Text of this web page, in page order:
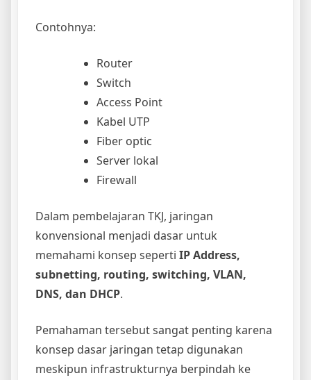
Contohnya:
Router
Switch
Access Point
Kabel UTP
Fiber optic
Server lokal
Firewall
Dalam pembelajaran TKJ, jaringan
konvensional menjadi dasar untuk
memahami konsep seperti IP Address,
subnetting, routing, switching, VLAN,
DNS, dan DHCP.
Pemahaman tersebut sangat penting karena
konsep dasar jaringan tetap digunakan
meskipun infrastrukturnya berpindah ke